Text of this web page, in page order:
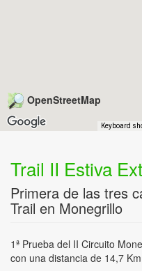
Keyboard
OpenStreetMap
Trail II Estiva
Primera de las tres
Trail en Monegrillo
1ª Prueba del II Circuito
con una distancia de 14,7